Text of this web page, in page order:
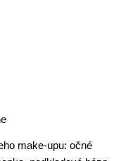
make-upu: očné